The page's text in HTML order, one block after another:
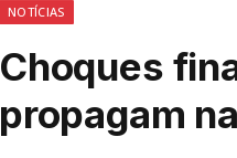
NOTÍCIAS
Choques
propagam